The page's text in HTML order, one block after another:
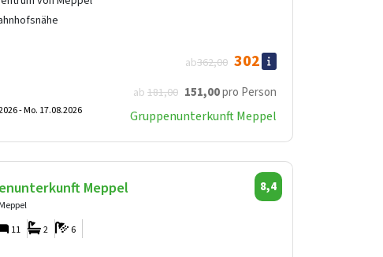
ab 181,00 151,00pro Person
ab362,00 302
-Mo. 17.08.2026 Gruppenunterkunft Meppel
Meppel 8,4
6
2
11